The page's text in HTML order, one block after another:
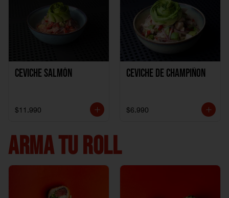
Ceviche Salmón
$11.990
Ceviche de Champiñon
$6.990
ARMA TU ROLL